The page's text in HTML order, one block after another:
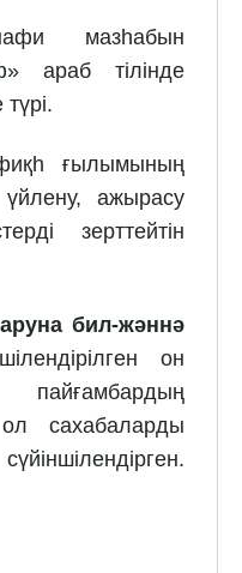
мазһабын
араб тілінде
ғылымының
ажырасу
зерттейтін
бил-жәннә
он
ол сахабаларды